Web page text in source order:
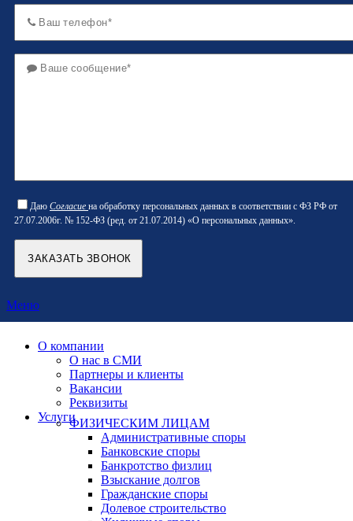
Даю Согласие на обработку персональных данных в соответствии с ФЗ РФ от
27.07.2006г. № 152-ФЗ (ред. от 21.07.2014) «О персональных данных».
Меню
О компании
О нас в СМИ
Партнеры и клиенты
Вакансии
Реквизиты
УслугиФИЗИЧЕСКИМ ЛИЦАМ
Административные споры
Банковские споры
Банкротство физлиц
Взыскание долгов
Гражданские споры
Долевое строительство